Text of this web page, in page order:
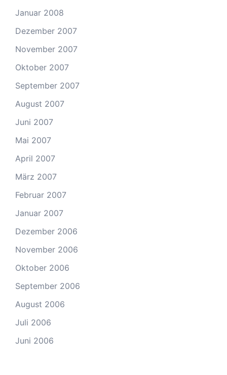
Januar 2008
Dezember 2007
November 2007
Oktober 2007
September 2007
August 2007
Juni 2007
Mai 2007
April 2007
März 2007
Februar 2007
Januar 2007
Dezember 2006
November 2006
Oktober 2006
September 2006
August 2006
Juli 2006
Juni 2006